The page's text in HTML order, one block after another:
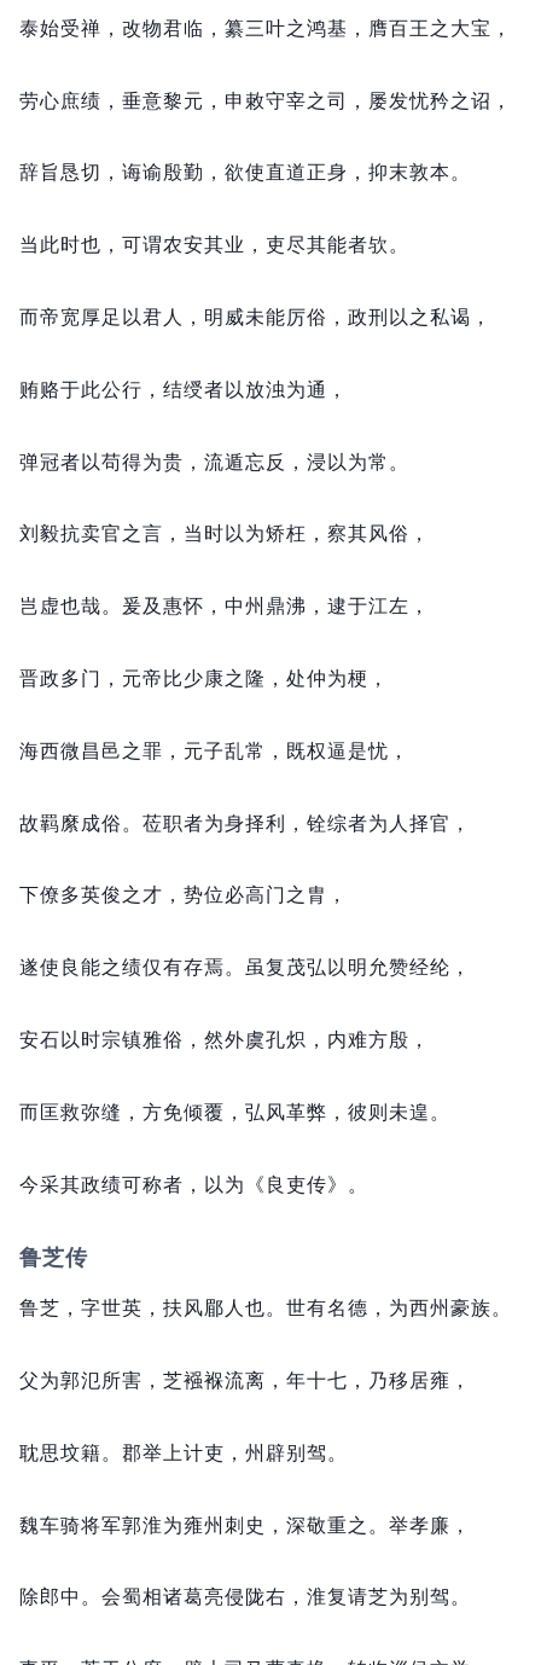
泰始受禅， 改物君临， 纂三叶之鸿基， 膺百王之大宝，
劳心庶绩， 垂意黎元， 申敕守宰之司， 屡发忧矜之诏，
辞旨恳切， 诲谕殷勤， 欲使直道正身， 抑末敦本。
当此时也， 可谓农安其业， 吏尽其能者欤。
而帝宽厚足以君人， 明威未能厉俗， 政刑以之私谒，
贿赂于此公行， 结绶者以放浊为通，
弹冠者以苟得为贵， 流遁忘反， 浸以为常。
刘毅抗卖官之言， 当时以为矫枉， 察其风俗，
岂虚也哉。 爰及惠怀， 中州鼎沸， 逮于江左，
晋政多门， 元帝比少康之隆， 处仲为梗，
海西微昌邑之罪， 元子乱常， 既权逼是忧，
故羁縻成俗。 莅职者为身择利， 铨综者为人择官，
下僚多英俊之才， 势位必高门之胄，
遂使良能之绩仅有存焉。 虽复茂弘以明允赞经纶，
安石以时宗镇雅俗， 然外虞孔炽， 内难方殷，
而匡救弥缝， 方免倾覆， 弘风革弊， 彼则未遑。
今采其政绩可称者， 以为《良吏传》。
鲁芝传
鲁芝， 字世英， 扶风郿人也。 世有名德， 为西州豪族。
父为郭氾所害， 芝襁褓流离， 年十七， 乃移居雍，
耽思坟籍。 郡举上计吏， 州辟别驾。
魏车骑将军郭淮为雍州刺史， 深敬重之。 举孝廉，
除郎中。 会蜀相诸葛亮侵陇右， 淮复请芝为别驾。